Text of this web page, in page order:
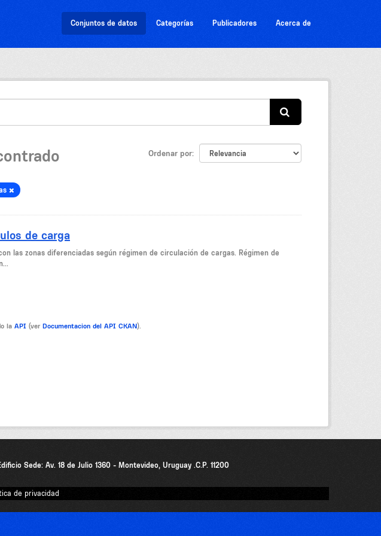
Conjuntos de datos Categorías Publicadores Acerca de
Ordenar por
de carga
las zonas diferenciadas según régimen de circulación de cargas. Régimen de
la API (ver Documentacion del API CKAN).
Sede: Av. 18 de Julio 1360 - Montevideo, Uruguay .C.P. 11200
de privacidad